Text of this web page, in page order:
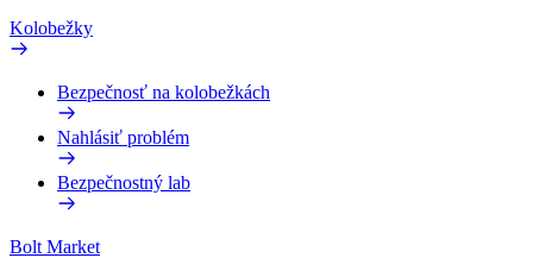
Kolobežky
Bezpečnosť na kolobežkách
Nahlásiť problém
Bezpečnostný lab
Bolt Market